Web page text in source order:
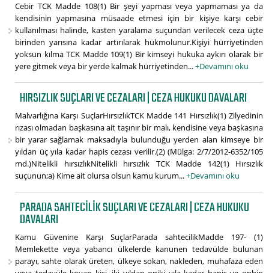
Cebir TCK Madde 108(1) Bir şeyi yapması veya yapmaması ya da
kendisinin yapmasına müsaade etmesi için bir kişiye karşı cebir
kullanılması halinde, kasten yaralama suçundan verilecek ceza üçte
birinden yarısına kadar artırılarak hükmolunur.Kişiyi hürriyetinden
yoksun kılma TCK Madde 109(1) Bir kimseyi hukuka aykırı olarak bir
yere gitmek veya bir yerde kalmak hürriyetinden...+Devamını oku
HIRSIZLIK SUÇLARI VE CEZALARI | CEZA HUKUKU DAVALARI
Malvarlığına Karşı SuçlarHırsızlıkTCK Madde 141 Hırsızlık(1) Zilyedinin
rızası olmadan başkasına ait taşınır bir malı, kendisine veya başkasına
bir yarar sağlamak maksadıyla bulunduğu yerden alan kimseye bir
yıldan üç yıla kadar hapis cezası verilir.(2) (Mülga: 2/7/2012-6352/105
md.)Nitelikli hırsızlıkNitelikli hırsızlık TCK Madde 142(1) Hırsızlık
suçunun;a) Kime ait olursa olsun kamu kurum...+Devamını oku
PARADA SAHTECILIK SUÇLARI VE CEZALARI | CEZA HUKUKU
DAVALARI
Kamu Güvenine Karşı SuçlarParada sahtecilikMadde 197- (1)
Memlekette veya yabancı ülkelerde kanunen tedavülde bulunan
parayı, sahte olarak üreten, ülkeye sokan, nakleden, muhafaza eden